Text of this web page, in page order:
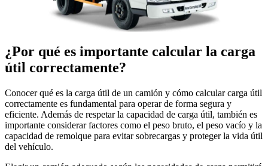
¿Por qué es importante calcular la carga
útil correctamente?
Conocer qué es la carga útil de un camión y cómo calcular carga útil
correctamente es fundamental para operar de forma segura y
eficiente. Además de respetar la capacidad de carga útil, también es
importante considerar factores como el peso bruto, el peso vacío y la
capacidad de remolque para evitar sobrecargas y proteger la vida útil
del vehículo.